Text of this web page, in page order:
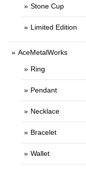
Stone Cup
Limited Edition
AceMetalWorks
Ring
Pendant
Necklace
Bracelet
Wallet